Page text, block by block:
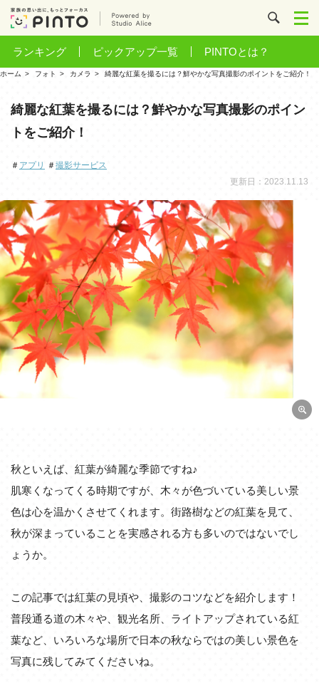
ランキング ピックアップ一覧 PINTOとは？
ホーム フォト カメラ 綺麗な紅葉を撮るには？鮮やかな写真撮影のポイントをご紹介！
綺麗な紅葉を撮るには？鮮やかな写真撮影のポイン
トをご紹介！
＃ アプリ ＃撮影サービス
更新日：2023.11.13
秋といえば、紅葉が綺麗な季節ですね♪
肌寒くなってくる時期ですが、木々が色づいている美しい景
色は心を温かくさせてくれます。街路樹などの紅葉を見て、
秋が深まっていることを実感される方も多いのではないでし
ょうか。
この記事では紅葉の見頃や、撮影のコツなどを紹介します！
普段通る道の木々や、観光名所、ライトアップされている紅
葉など、いろいろな場所で日本の秋ならではの美しい景色を
写真に残してみてくださいね。